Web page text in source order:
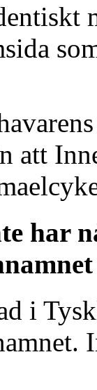
att
har
i